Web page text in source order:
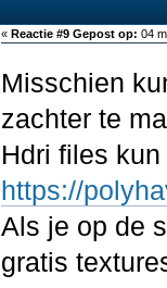
«Reactie #9 Gepost op: 04
Misschien
zachter te
Hdri files
https://
Als je op de
gratis